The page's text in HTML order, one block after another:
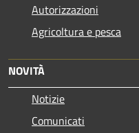
Autorizzazioni
Agricoltura e pesca
NOVITÀ
Notizie
Comunicati